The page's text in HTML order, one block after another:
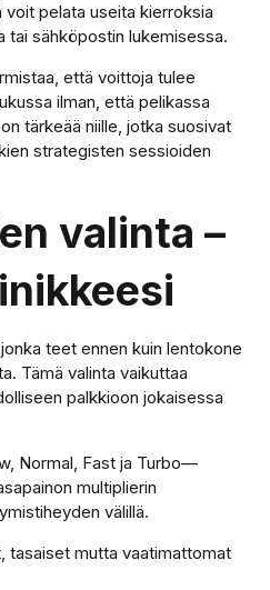
pelata useita kierroksia
tai sähköpostin lukemisessa.
että voittoja tulee
ilman, että pelikassa
tärkeää niille, jotka suosivat
strategisten sessioiden
valinta –
teet ennen kuin lentokone
Tämä valinta vaikuttaa
palkkioon jokaisessa
Normal, Fast ja Turbo—
multiplierin
välillä.
tasaiset mutta vaatimattomat